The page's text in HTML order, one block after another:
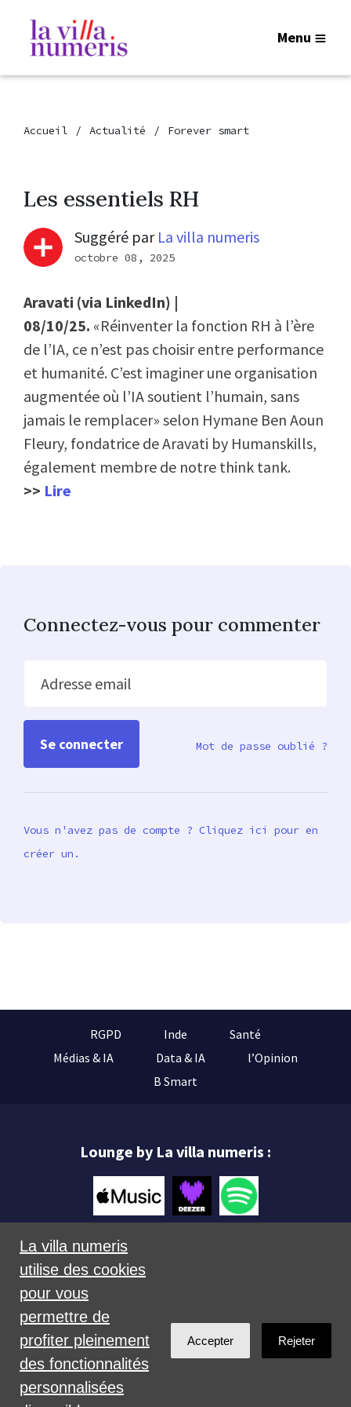
Menu
Accueil Actualité Forever smart
Les essentiels RH
Suggéré par La villa numeris
octobre 08, 2025
Aravati (via LinkedIn) |
08/10/25. «Réinventer la fonction RH à l’ère
de l’IA, ce n’est pas choisir entre performance
et humanité. C’est imaginer une organisation
augmentée où l’IA soutient l’humain, sans
jamais le remplacer» selon Hymane Ben Aoun
Fleury, fondatrice de Aravati by Humanskills,
également membre de notre think tank.
>> Lire
Connectez-vous pour commenter
Adresse email
Mot de passe oublié ?
Vous n'avez pas de compte ? Cliquez ici pour en
créer un.
RGPD Inde
Santé
Médias & IA
Data & IA
l’Opinion
B Smart
Lounge by La villa numeris :
Créé avec
La villa numeris
utilise des cookies
pour vous
permettre de
profiter pleinement
des fonctionnalités
personnalisées
Accepter Rejeter